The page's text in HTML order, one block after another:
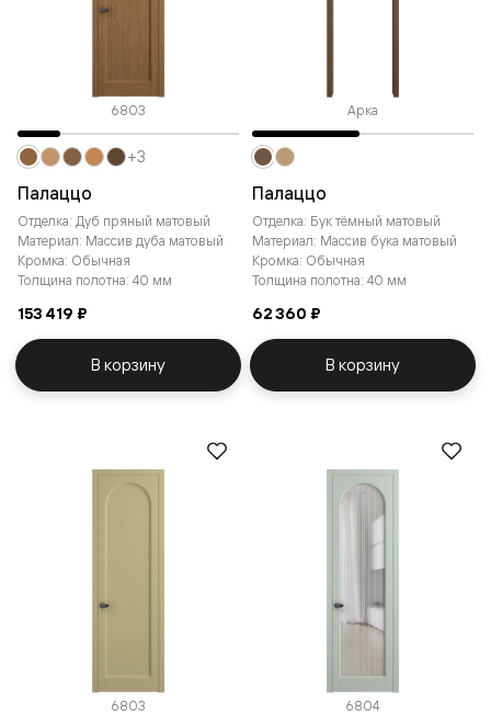
6803
Палаццо
Отделка: Дуб пряный матовый
Материал: Массив дуба матовый
Кромка: Обычная
Толщина полотна: 40 мм
153 419 ₽
+3
В корзину
Арка
Палаццо
Отделка: Бук тёмный матовый
Материал: Массив бука матовый
Кромка: Обычная
Толщина полотна: 40 мм
62 360 ₽
В корзину
6803 6804